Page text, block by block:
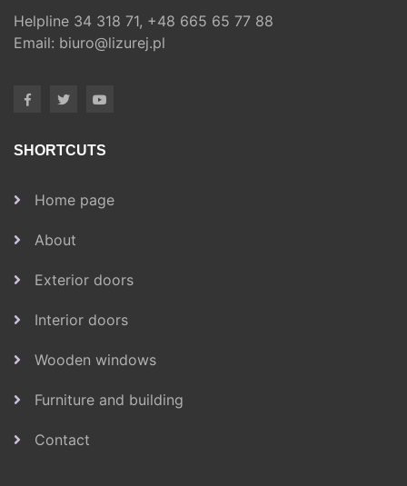
Helpline 34 318 71, +48 665 65 77 88
Email: biuro@lizurej.pl
SHORTCUTS
Home page
About
Exterior doors
Interior doors
Wooden windows
Furniture and building
Contact